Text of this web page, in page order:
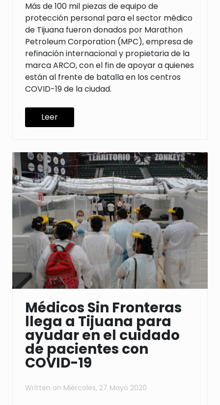
Más de 100 mil piezas de equipo de
protección personal para el sector médico
de Tijuana fueron donados por Marathon
Petroleum Corporation (MPC), empresa de
refinación internacional y propietaria de la
marcaARCO, con el fin de apoyar a quienes
están al frente de batalla en los centros
COVID-19de la ciudad.
Leer
Médicos Sin Fronteras
llega a Tijuana para
ayudar en el cuidado
de pacientes con
COVID-19
Written on Miércoles, 27 Mayo 2020